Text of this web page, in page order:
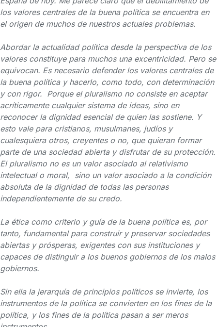
los valores centrales de la buena política se encuentra en
el origen de muchos de nuestros actuales problemas.
Abordar la actualidad política desde la perspectiva de los
valores constituye para muchos una excentricidad. Pero se
equivocan. Es necesario defender los valores centrales de
la buena política y hacerlo, como todo, con determinación
y con rigor. Porque el pluralismo no consiste en aceptar
acríticamente cualquier sistema de ideas, sino en
reconocer la dignidad esencial de quien las sostiene. Y
esto vale para cristianos, musulmanes, judíos y
cualesquiera otros, creyentes o no, que quieran formar
parte de una sociedad abierta y disfrutar de su protección.
El pluralismo no es un valor asociado al relativismo
intelectual o moral, sino un valor asociado a la condición
absoluta de la dignidad de todas las personas
independientemente de su credo.
La ética como criterio y guía de la buena política es, por
tanto, fundamental para construir y preservar sociedades
abiertas y prósperas, exigentes con sus instituciones y
capaces de distinguir a los buenos gobiernos de los malos
gobiernos.
Sin ella la jerarquía de principios políticos se invierte, los
instrumentos de la política se convierten en los fines de la
política, y los fines de la política pasan a ser meros